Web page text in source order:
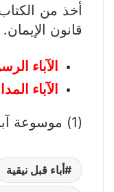
أخذ من
قانون الإيمان.
الآباء
الآباء
(1) موسوعة آباء الكنيسة جـ 1: 227.
أباء قبل نيقية